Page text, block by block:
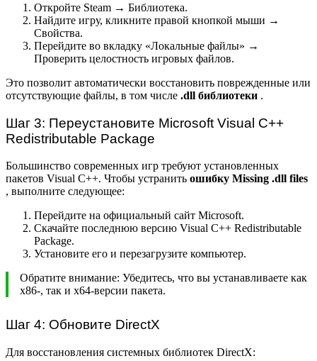
Откройте Steam → Библиотека.
Найдите игру, кликните правой кнопкой мыши →
Свойства.
Перейдите во вкладку «Локальные файлы» →
Проверить целостность игровых файлов.
Это позволит автоматически восстановить поврежденные или
отсутствующие файлы, в том числе .dll библиотеки .
Шаг 3: Переустановите Microsoft Visual C++
Redistributable Package
Большинство современных игр требуют установленных
пакетов Visual C++. Чтобы устранить ошибку Missing .dll files
, выполните следующее:
Перейдите на официальный сайт Microsoft.
Скачайте последнюю версию Visual C++ Redistributable
Package.
Установите его и перезагрузите компьютер.
Обратите внимание: Убедитесь, что вы устанавливаете как
x86-, так и x64-версии пакета.
Шаг 4: Обновите DirectX
Для восстановления системных библиотек DirectX: